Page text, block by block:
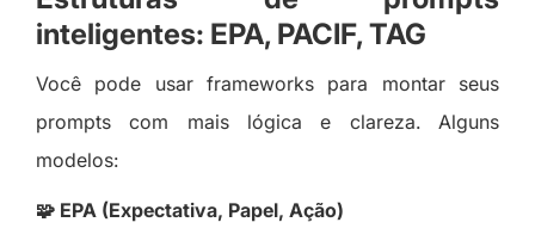
inteligentes: EPA, PACIF, TAG
Você pode usar frameworks para montar seus
prompts com mais lógica e clareza. Alguns
modelos:
🧩 EPA (Expectativa, Papel, Ação)